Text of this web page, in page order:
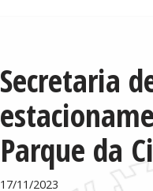
Secretaria
Parque da
17/11/2023